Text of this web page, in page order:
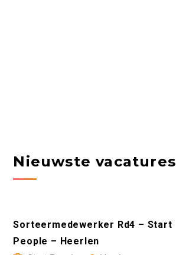
Nieuwste vacatures
Sorteermedewerker Rd4 – Start
People – Heerlen